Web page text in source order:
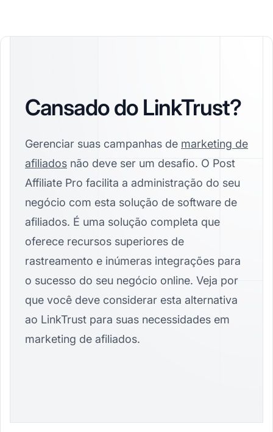
Cansado do LinkTrust?
Gerenciar suas campanhas de marketing de
afiliados não deve ser um desafio. O Post
Affiliate Pro facilita a administração do seu
negócio com esta solução de software de
afiliados. É uma solução completa que
oferece recursos superiores de
rastreamento e inúmeras integrações para
o sucesso do seu negócio online. Veja por
que você deve considerar esta alternativa
ao LinkTrust para suas necessidades em
marketing de afiliados.